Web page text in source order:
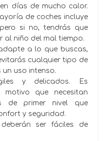
días de mucho calor.
de coches incluye
si no, tendrás que
al niño del mal tiempo.
a lo que buscas,
cualquier tipo de
un uso intenso.
y delicados. Es
motivo que necesitan
de primer nivel que
y seguridad.
ser fáciles de